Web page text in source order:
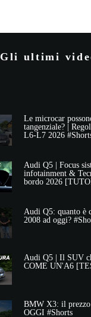
Gli ultimi
Le microcar
tangenziale? |
L6-L7 2026
Audi Q5 | Focus
infotainment &
bordo 2026
Audi Q5: quanto è
2008 ad oggi?
Audi Q5 | Il SUV
COME UN'A6
BMW X3: il
OGGI #Shorts